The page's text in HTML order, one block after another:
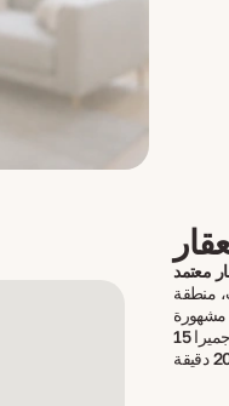
منطقة
مشهورة
مثل شاطئ جميرا على بعد 10 دقائق، ونخلة جميرا 15